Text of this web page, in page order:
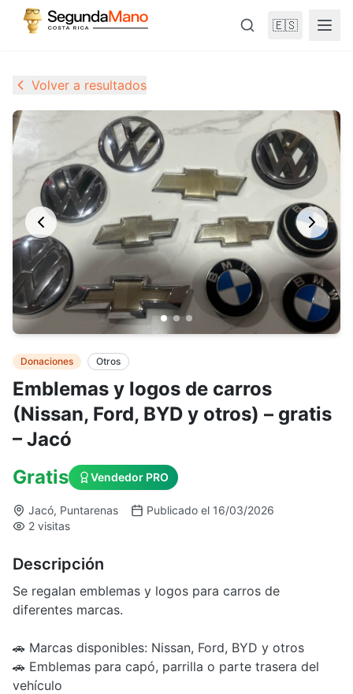
🇪🇸
Volver a resultados
Emblemas y logos de carros
(Nissan, Ford, BYD y otros) – gratis
– Jacó
Donaciones Otros
Gratis Vendedor PRO
Jacó, Puntarenas
Publicado el 16/03/2026
2 visitas
Descripción
Se regalan emblemas y logos para carros de
diferentes marcas.
🚗 Marcas disponibles: Nissan, Ford, BYD y otros
🚗 Emblemas para capó, parrilla o parte trasera del
vehículo